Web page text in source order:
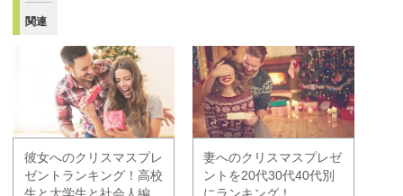
関連
彼女へのクリスマスプレ
ゼントランキング！高校
妻へのクリスマスプレゼ
ントを20代30代40代別